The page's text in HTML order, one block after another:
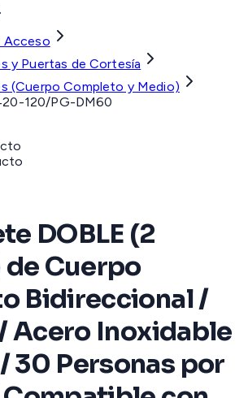
Acceso
y Puertas de Cortesía
(Cuerpo Completo y Medio)
120/PG-DM60
DOBLE (2
Cuerpo
Bidireccional /
Acero Inoxidable
30 Personas por